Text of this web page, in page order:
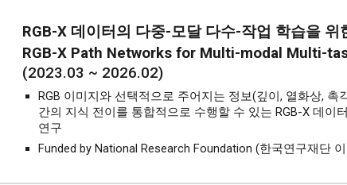
RGB-X 데이터의 다중-모달 다수-작업 학습을
RGB-X Path Networks for Multi-modal Multi-
(2023.03 ~ 2026.02)
RGB 이미지와 선택적으로 주어지는 정보(깊이, 열화상,
간의 지식 전이를 통합적으로 수행할 수 있는 RGB-X 데
연구
Funded by National Research Foundation (한국연구재단